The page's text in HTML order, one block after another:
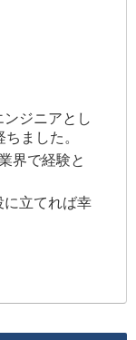
ジニアとし
ました。
界で経験と
に立てれば幸